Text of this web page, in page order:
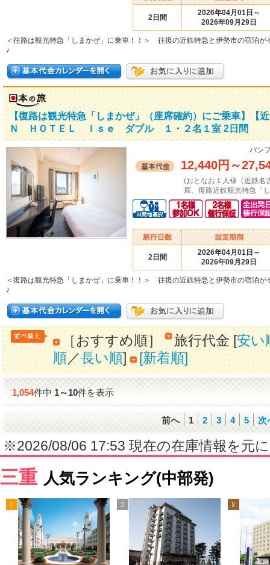
2日間
2026年04月01日～
2026年09月29日
＜往路は観光特急「しまかぜ」に乗車！！＞ 往復の近鉄特急と伊勢市の宿泊が
♪
【復路は観光特急「しまかぜ」（座席確約）にご乗車】【
Ｎ ＨＯＴＥＬ Ｉｓｅ ダブル １・２名１室 2日間
パン
12,440円 ～
(おとなお１人様（近鉄名
席、復路近鉄観光特急「
2日間
2026年04月01日～
2026年09月29日
＜復路は観光特急「しまかぜ」に乗車！！＞ 往復の近鉄特急と伊勢市の宿泊が
♪
［おすすめ順］ 旅行代金 [安い
順／長い順] [新着順]
1,054件中1～10件を表示
前へ 1 2 3 4 5 次
※2026/08/06 17:53 現在の在庫情報を元
三重 人気ランキング(中部発)